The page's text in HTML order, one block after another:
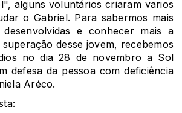
alguns voluntários criaram varios
o Gabriel. Para sabermos mais
e conhecer mais a
desse jovem, recebemos
no dia 28 de novembro a Sol
defesa da pessoa com deficiência
Aréco.